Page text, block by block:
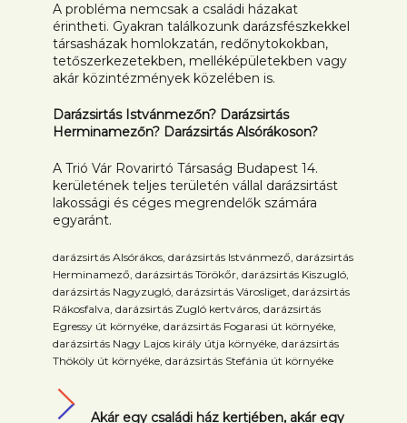
A probléma nemcsak a családi házakat
érintheti. Gyakran találkozunk darázsfészkekkel
társasházak homlokzatán, redőnytokokban,
tetőszerkezetekben, melléképületekben vagy
akár közintézmények közelében is.
Darázsirtás Istvánmezőn? Darázsirtás
Herminamezőn? Darázsirtás Alsórákoson?
A Trió Vár Rovarirtó Társaság Budapest 14.
kerületének teljes területén vállal darázsirtást
lakossági és céges megrendelők számára
egyaránt.
darázsirtás Alsórákos, darázsirtás Istvánmező, darázsirtás
Herminamező, darázsirtás Törökőr, darázsirtás Kiszugló,
darázsirtás Nagyzugló, darázsirtás Városliget, darázsirtás
Rákosfalva, darázsirtás Zugló kertváros, darázsirtás
Egressy út környéke, darázsirtás Fogarasi út környéke,
darázsirtás Nagy Lajos király útja környéke, darázsirtás
Thököly út környéke, darázsirtás Stefánia út környéke
Akár egy családi ház kertjében, akár egy